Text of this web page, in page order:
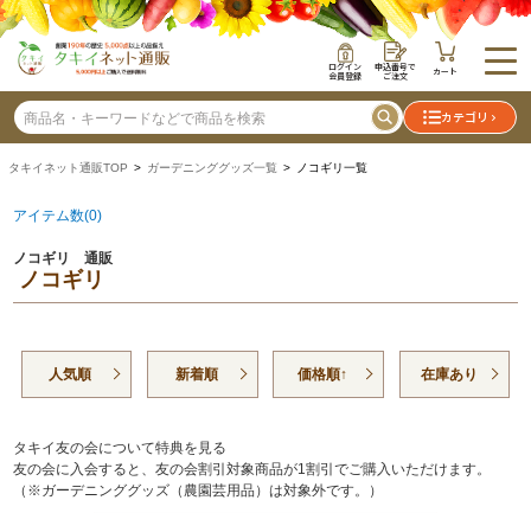
ログイン
会員登録
申込番号で
ご注文 カート
カテゴリ
タキイネット通販TOP > ガーデニンググッズ一覧 > ノコギリ一覧
アイテム数(0)
ノコギリ 通販
ノコギリ
人気順 新着順 価格順↑ 在庫あり
タキイ友の会について特典を見る
友の会に入会すると、友の会割引対象商品が1割引でご購入いただけます。
（※ガーデニンググッズ（農園芸用品）は対象外です。）